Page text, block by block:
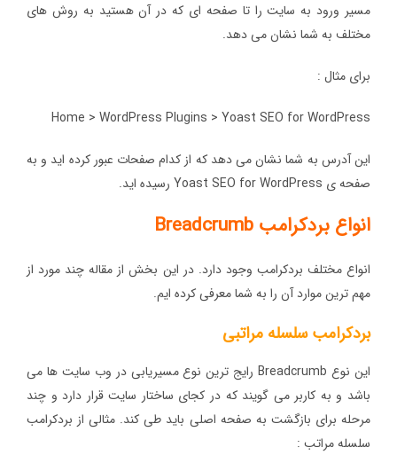
مسیر ورود به سایت را تا صفحه ای که در آن هستید به روش های
مختلف به شما نشان می دهد.
برای مثال :
Home > WordPress Plugins > Yoast SEO for WordPress
این آدرس به شما نشان می دهد که از کدام صفحات عبور کرده اید و به
صفحه ی Yoast SEO for WordPress رسیده اید.
انواع بردکرامب Breadcrumb
انواع مختلف بردکرامب وجود دارد. در این بخش از مقاله چند مورد از
مهم ترین موارد آن را به شما معرفی کرده ایم.
بردکرامب سلسله مراتبی
این نوع Breadcrumb رایج ترین نوع مسیریابی در وب سایت ها می
باشد و به کاربر می گویند که در کجای ساختار سایت قرار دارد و چند
مرحله برای بازگشت به صفحه اصلی باید طی کند. مثالی از بردکرامب
سلسله مراتب :